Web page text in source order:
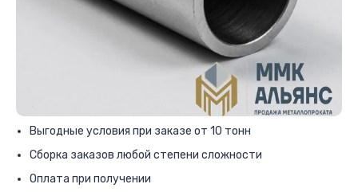
Выгодные условия при заказе от 10 тонн
Сборка заказов любой степени сложности
Оплата при получении